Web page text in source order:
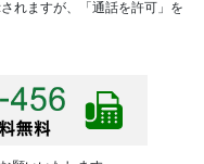
れますが、「通話を許可」を